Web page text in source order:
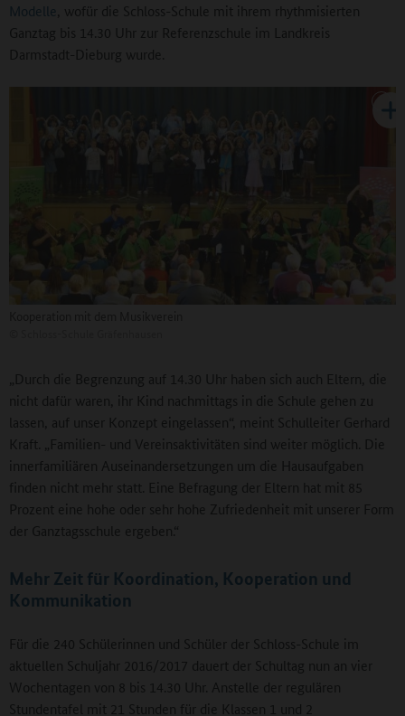
Modelle , wofür die Schloss-Schule mit ihrem rhythmisierten
Ganztag bis 14.30 Uhr zur Referenzschule im Landkreis
Darmstadt-Dieburg wurde.
„Durch die Begrenzung auf 14.30 Uhr haben sich auch Eltern, die
nicht dafür waren, ihr Kind nachmittags in die Schule gehen zu
lassen, auf unser Konzept eingelassen“, meint Schulleiter Gerhard
Kraft. „Familien- und Vereinsaktivitäten sind weiter möglich. Die
innerfamiliären Auseinandersetzungen um die Hausaufgaben
finden nicht mehr statt. Eine Befragung der Eltern hat mit 85
Prozent eine hohe oder sehr hohe Zufriedenheit mit unserer Form
der Ganztagsschule ergeben.“
Mehr Zeit für Koordination, Kooperation und
Kommunikation
Für die 240 Schülerinnen und Schüler der Schloss-Schule im
aktuellen Schuljahr 2016/2017 dauert der Schultag nun an vier
Wochentagen von 8 bis 14.30 Uhr. Anstelle der regulären
Stundentafel mit 21 Stunden für die Klassen 1 und 2